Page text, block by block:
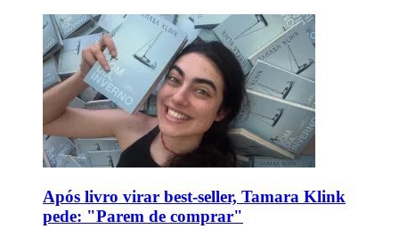
Após livro virar best-seller, Tamara Klink
pede: "Parem de comprar"